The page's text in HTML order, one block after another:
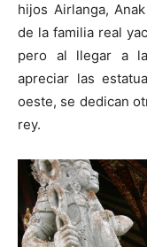
hijos Airlanga,
de la familia real
pero al llegar a
apreciar las
oeste, se dedican
rey.